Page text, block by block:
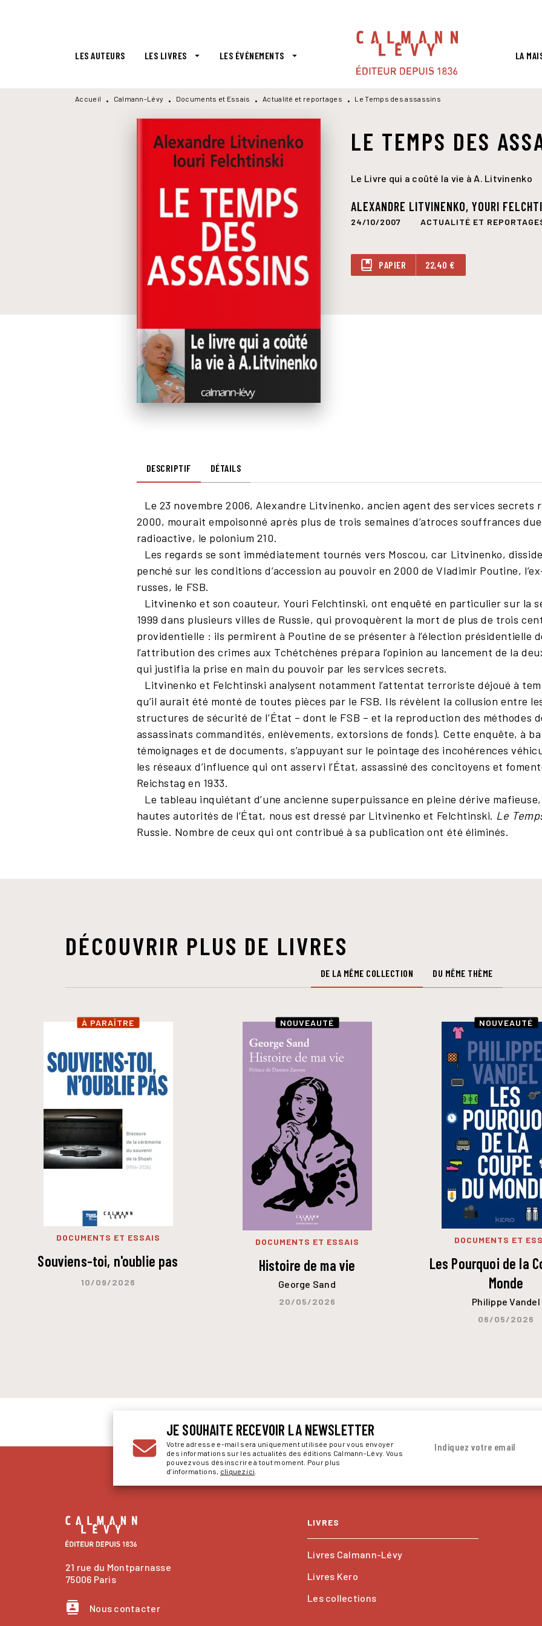
LES AUTEURS LES LIVRES arrow_drop_down LES ÉVÉNEMENTS arrow_drop_down LA
Accueil • Calmann-Lévy • Documents et Essais • Actualité et reportages • Le Temps des assassins
LE TEMPS DES
Le Livre qui a coûté la vie à A. Litvinenko
ALEXANDRE LITVINENKO,YOURI
24/10/2007 ACTUALITÉ ET
PAPIER 22,40 €
DESCRIPTIF DÉTAILS
Le 23 novembre 2006, Alexandre Litvinenko, ancien agent des services secrets
2000, mourait empoisonné après plus de trois semaines d’atroces souffrances
radioactive, le polonium 210.
Les regards se sont immédiatement tournés vers Moscou, car Litvinenko,
penché sur les conditions d’accession au pouvoir en 2000 de Vladimir Poutine,
russes, le FSB.
Litvinenko et son coauteur, Youri Felchtinski, ont enquêté en particulier sur la
1999 dans plusieurs villes de Russie, qui provoquèrent la mort de plus de trois
providentielle : ils permirent à Poutine de se présenter à l’élection présidentielle
l’attribution des crimes aux Tchétchènes prépara l’opinion au lancement de la
qui justifia la prise en main du pouvoir par les services secrets.
Litvinenko et Felchtinski analysent notamment l’attentat terroriste déjoué à
qu’il aurait été monté de toutes pièces par le FSB. Ils révèlent la collusion entre
structures de sécurité de l’État – dont le FSB – et la reproduction des méthodes
assassinats commandités, enlèvements, extorsions de fonds). Cette enquête, à
témoignages et de documents, s’appuyant sur le pointage des incohérences
les réseaux d’influence qui ont asservi l’État, assassiné des concitoyens et
Reichstag en 1933.
Le tableau inquiétant d’une ancienne superpuissance en pleine dérive
hautes autorités de l’État, nous est dressé par Litvinenko et Felchtinski. Le
Russie. Nombre de ceux qui ont contribué à sa publication ont été éliminés.
DÉCOUVRIR PLUS DE LIVRES
DE LA MÊME COLLECTION DU MÊME THÈME
À PARAÎTRE
DOCUMENTS ET ESSAIS
Souviens-toi, n'oublie pas
10/09/2026
NOUVEAUTÉ
DOCUMENTS ET ESSAIS
Histoire de ma vie
George Sand
20/05/2026
NOUVEAUTÉ
DOCUMENTS ET
Les Pourquoi de la
Monde
Philippe Vandel
06/05/2026
JE SOUHAITE RECEVOIR LA NEWSLETTER
Votre adresse e-mail sera uniquement utilisée pour vous envoyer
des informations sur les actualités des éditions Calmann-Lévy. Vous
pouvez vous désinscrire à tout moment. Pour plus
d’informations, cliquez ici
Indiquez votre email
21 rue du Montparnasse
75006 Paris
contacts Nous contacter
LIVRES
Livres Calmann-Lévy
Livres Kero
Les collections